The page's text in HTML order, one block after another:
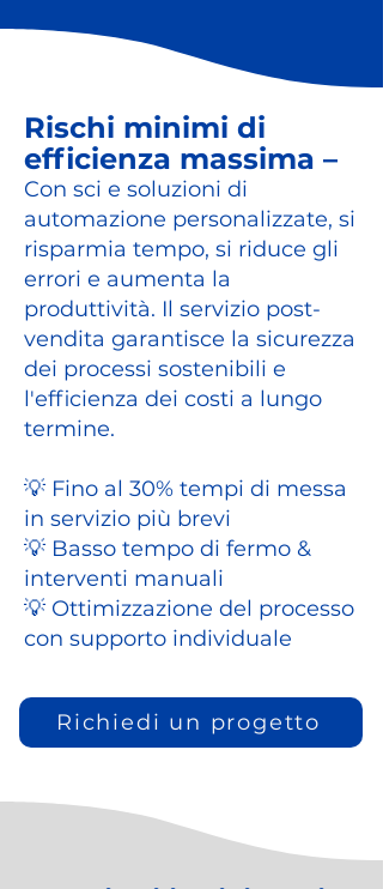
Rischi minimi di
efficienza massima –
Con sci e soluzioni di
automazione personalizzate, si
risparmia tempo, si riduce gli
errori e aumenta la
produttività. Il servizio post-
vendita garantisce la sicurezza
dei processi sostenibili e
l'efficienza dei costi a lungo
termine.
💡 Fino al 30% tempi di messa
in servizio più brevi
💡 Basso tempo di fermo &
interventi manuali
💡 Ottimizzazione del processo
con supporto individuale
Richiedi un progetto